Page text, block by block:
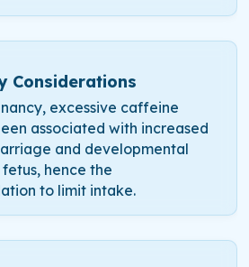
Considerations
excessive caffeine
associated with increased
and developmental
fetus, hence the
to limit intake.